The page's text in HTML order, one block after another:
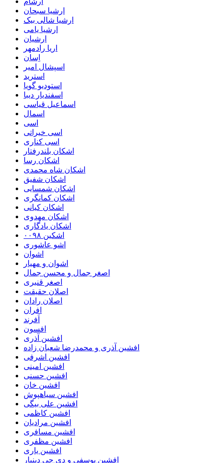
ارشیا سبحان
ارشیا شالی بیک
ارشیا یامی
ارشیان
اریا رادمهر
اِسان
اسپشال امیر
استرید
استودیو گویا
اسفندیار دیبا
اسماعیل قیاسی
اسمال
اسی
اسی خیراتی
اسی کناری
اشکان بلندرفتار
اشکان رسا
اشکان شاه محمدی
اشکان شفیق
اشکان شمسایی
اشکان‌ کمانگری
اشکان کیانی
اشکان مهدوی
اشکان یادگاری
اشکین ۰۰۹۸
اشو عاشوری
اشوان
اشوان و مهیار
اصغر جمال و محسن جمال
اصغر قنبری
اصلان حقیقت
اصلان رادان
افران
اَفرند
افسون
افشین آذری
افشین آذری و محمدرضا شعبان زاده
افشین اشرفی
افشین امینی
افشین حسنی
افشین خان
افشین سیاهپوش
افشین علی بیگی
افشین کاظمی
افشین مرادیان
افشین مسافری
افشین مظفری
افشین یاری
افشین یوسفی و دی جی دینیار